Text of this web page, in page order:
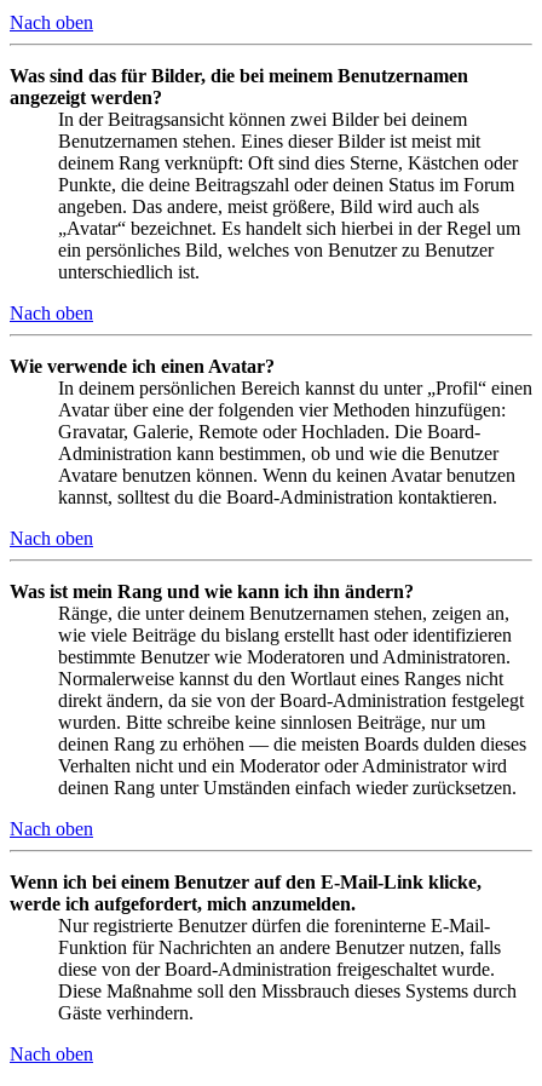
Nach oben
Was sind das für Bilder, die bei meinem Benutzernamen
angezeigt werden?
In der Beitragsansicht können zwei Bilder bei deinem
Benutzernamen stehen. Eines dieser Bilder ist meist mit
deinem Rang verknüpft: Oft sind dies Sterne, Kästchen oder
Punkte, die deine Beitragszahl oder deinen Status im Forum
angeben. Das andere, meist größere, Bild wird auch als
„Avatar“ bezeichnet. Es handelt sich hierbei in der Regel um
ein persönliches Bild, welches von Benutzer zu Benutzer
unterschiedlich ist.
Nach oben
Wie verwende ich einen Avatar?
In deinem persönlichen Bereich kannst du unter „Profil“ einen
Avatar über eine der folgenden vier Methoden hinzufügen:
Gravatar, Galerie, Remote oder Hochladen. Die Board-
Administration kann bestimmen, ob und wie die Benutzer
Avatare benutzen können. Wenn du keinen Avatar benutzen
kannst, solltest du die Board-Administration kontaktieren.
Nach oben
Was ist mein Rang und wie kann ich ihn ändern?
Ränge, die unter deinem Benutzernamen stehen, zeigen an,
wie viele Beiträge du bislang erstellt hast oder identifizieren
bestimmte Benutzer wie Moderatoren und Administratoren.
Normalerweise kannst du den Wortlaut eines Ranges nicht
direkt ändern, da sie von der Board-Administration festgelegt
wurden. Bitte schreibe keine sinnlosen Beiträge, nur um
deinen Rang zu erhöhen — die meisten Boards dulden dieses
Verhalten nicht und ein Moderator oder Administrator wird
deinen Rang unter Umständen einfach wieder zurücksetzen.
Nach oben
Wenn ich bei einem Benutzer auf den E-Mail-Link klicke,
werde ich aufgefordert, mich anzumelden.
Nur registrierte Benutzer dürfen die foreninterne E-Mail-
Funktion für Nachrichten an andere Benutzer nutzen, falls
diese von der Board-Administration freigeschaltet wurde.
Diese Maßnahme soll den Missbrauch dieses Systems durch
Gäste verhindern.
Nach oben